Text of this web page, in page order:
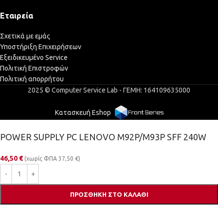
Εταιρεία
Σχετικά με εμάς
Υποστήριξη Επιχειρήσεων
Εξειδικευμένο Service
Πολιτική Επιστροφών
Πολιτική απορρήτου
2025 © Computer Service Lab - ΓΕΜΗ: 164109635000
Κατασκευή Eshop
POWER SUPPLY PC LENOVO M92P/M93P SFF 240W
46,50 € (χωρίς ΦΠΑ 37,50 €)
ΠΡΟΣΘΉΚΗ ΣΤΟ ΚΑΛΆΘΙ